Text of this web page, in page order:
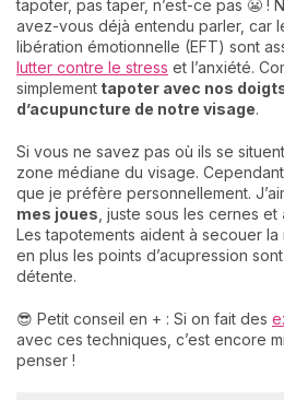
tapoter, pas taper, n’est-ce pas 😬 !
avez-vous déjà entendu parler, car
libération émotionnelle (EFT) sont
lutter contre le stress et l’anxiété.
simplement tapoter avec nos
d’acupuncture de notre visage.
Si vous ne savez pas où ils se
zone médiane du visage.
que je préfère personnellement.
mes joues, juste sous les cernes et
Les tapotements aident à secouer
en plus les points d’acupression
détente.
😎 Petit conseil en + : Si on fait des
avec ces techniques, c’est encore
penser !